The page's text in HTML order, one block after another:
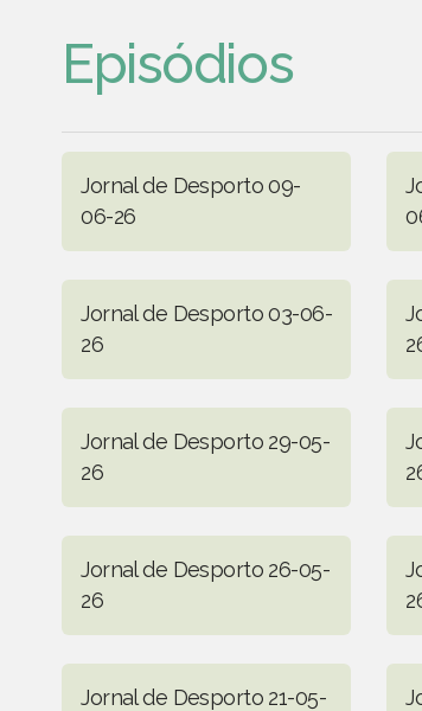
Episódios
Jornal de Desporto 09-
06-26
Jornal de Desporto 03-06-
26
Jornal de Desporto 29-05-
26
Jornal de Desporto 26-05-
26
Jornal de Desporto 21-05-